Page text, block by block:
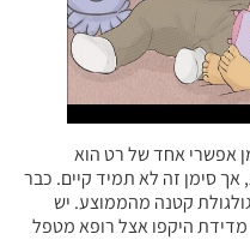
אפשרי אחד של רט הוא
אך סימן זה לא תמיד קיים. כבר
קטנה מהממוצע. יש
היקפו אצל רופא מטפל